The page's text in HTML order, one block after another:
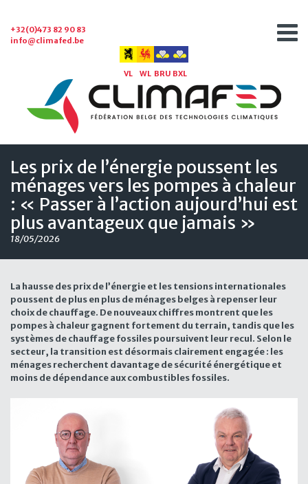
+32(0)473 82 90 83
info@climafed.be
VL WL BRU BXL
Les prix de l’énergie poussent les
ménages vers les pompes à chaleur
: « Passer à l’action aujourd’hui est
plus avantageux que jamais »
18/05/2026
La hausse des prix de l’énergie et les tensions internationales
poussent de plus en plus de ménages belges à repenser leur
choix de chauffage. De nouveaux chiffres montrent que les
pompes à chaleur gagnent fortement du terrain, tandis que les
systèmes de chauffage fossiles poursuivent leur recul. Selon le
secteur, la transition est désormais clairement engagée : les
ménages recherchent davantage de sécurité énergétique et
moins de dépendance aux combustibles fossiles.